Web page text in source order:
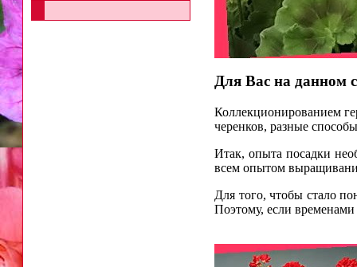
Для Вас на данном
Коллекционированием
черенков, разные
Итак, опыта посадки
всем опытом
Для того, чтобы стало
Поэтому, если